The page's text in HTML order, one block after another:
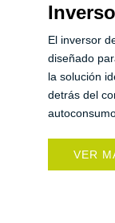
El inversor
diseñado
la solución
detrás del
VER